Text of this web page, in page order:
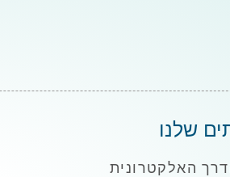
שלנו
האלקטרונית